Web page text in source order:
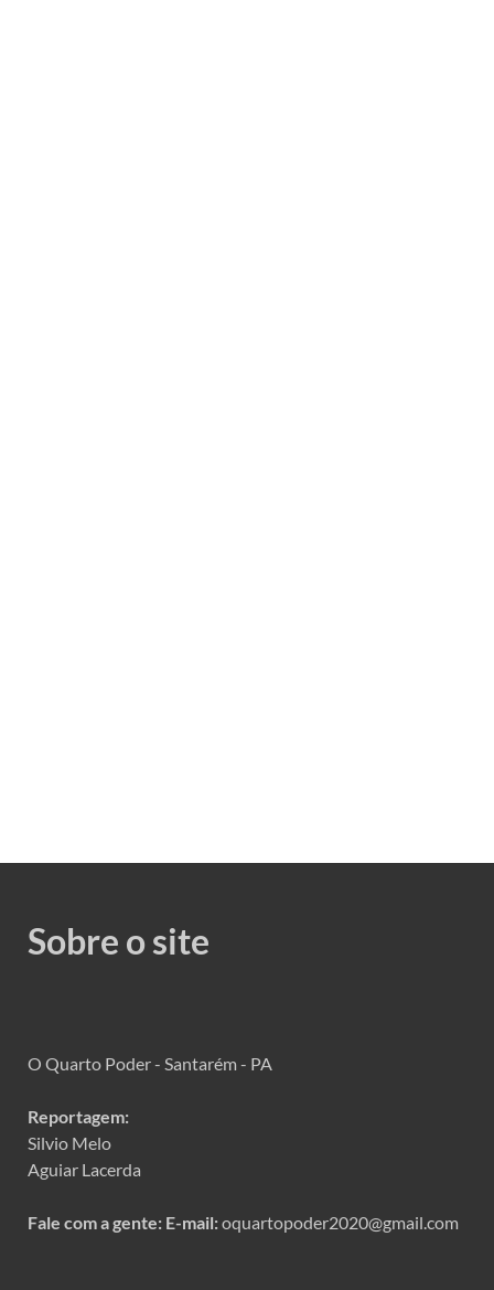
Sobre o site
O Quarto Poder - Santarém - PA
Reportagem:
Silvio Melo
Aguiar Lacerda
Fale com a gente: E-mail:oquartopoder2020@gmail.com